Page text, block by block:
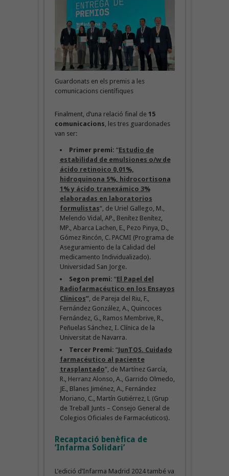
Guardonats en els premis a les
comunicacions científiques
Finalment, d’una relació final de 15
comunicacions, les tres guardonades
van ser:
Primer premi: “Estudio de
estabilidad de emulsiones o/w de
ácido retinoico 0,01%,
hidroquinona 5%, hidrocortisona
1% y ácido tranexámico 3%
elaboradas en laboratorios
formulistas“, de Uriel Gallego, M.,
Melendo Vidal, AP., Benítez Benítez,
MP., Abarca Lachen, E., Pezo Pinya, D.,
Gómez Rincón, C. PACMI (Programa de
Aseguramiento de la Calidad del
medicamento Individualizado).
Universidad San Jorge.
Segon premi: “El Papel del
Radiofarmacéutico en los Ensayos
Clínicos”, de Pareja del Riu, F.,
Fernández González, A., Quincoces
Fernández, G., Ramos Membrive, R.,
Peñuelas Sánchez, I. Clínica de la
Universitat de Navarra.
Tercer Premi: “JunTOS. Cuidado
farmacéutico al paciente
trasplantado”, de Martínez García,
R., Herranz Alonso, A., Garrido Olmedo,
JE., Blanes Jiménez, A., Fernández
Moriano, C., Martín Gutiérrez, L (Grup
de Treball Junts – Consejo General de
Colegios Oficiales de Farmacéuticos).
Recaptació benèfica de
‘Infarma Solidari’
L’edició d’Infarma Madrid 2024 també va